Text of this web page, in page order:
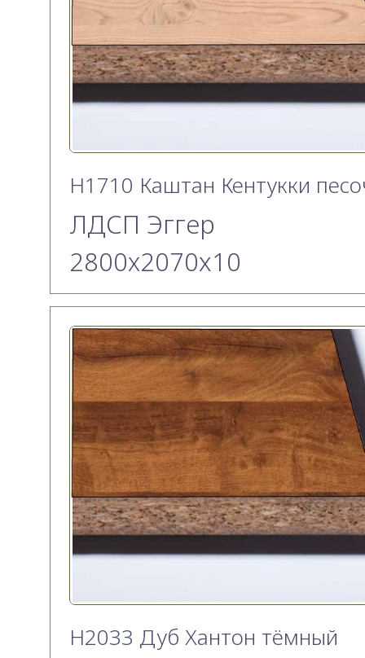
H1710 Каштан Кентукки
ЛДСП Эггер
2800х2070x10
H2033 Дуб Хантон тёмный